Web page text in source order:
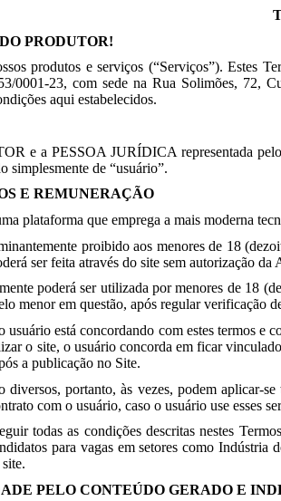
PRODUTOR!
produtos e serviços (“Serviços”).
0001-23, com sede na Rua Solimões, 72,
aqui estabelecidos.
e a PESSOA JURÍDICA representada
simplesmente de “usuário”.
E REMUNERAÇÃO
plataforma que emprega a mais moderna
proibido aos menores de 18
ser feita através do site sem autorização da
poderá ser utilizada por menores de 18
menor em questão, após regular verificação
usuário está concordando com estes termos
o site, o usuário concorda em ficar
a publicação no Site.
diversos, portanto, às vezes, podem aplicar-
com o usuário, caso o usuário use esses
todas as condições descritas nestes
para vagas em setores como
PELO CONTEÚDO GERADO E